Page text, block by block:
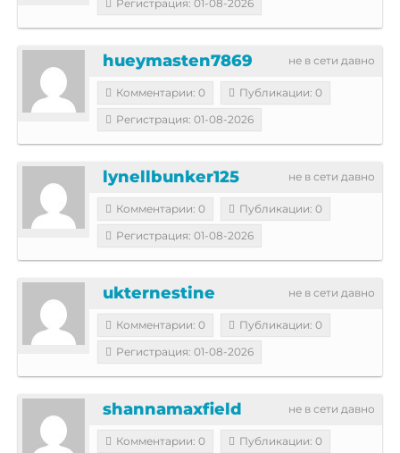
Регистрация: 01-08-2026
не в сети давно
hueymasten7869
Комментарии: 0
Публикации: 0
Регистрация: 01-08-2026
не в сети давно
lynellbunker125
Комментарии: 0
Публикации: 0
Регистрация: 01-08-2026
не в сети давно
ukternestine
Комментарии: 0
Публикации: 0
Регистрация: 01-08-2026
не в сети давно
shannamaxfield
Комментарии: 0
Публикации: 0